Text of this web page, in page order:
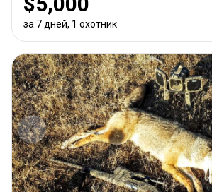
за 7 дней, 1 охотник